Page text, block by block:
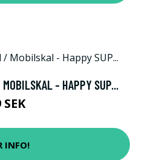
- HAPPY SUP...
SEK
INFO!